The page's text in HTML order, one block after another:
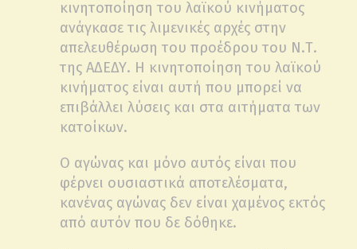
κινητοποίηση του λαϊκού κινήματος
ανάγκασε τις λιμενικές αρχές στην
απελευθέρωση του προέδρου του Ν.Τ.
της ΑΔΕΔΥ. Η κινητοποίηση του λαϊκού
κινήματος είναι αυτή που μπορεί να
επιβάλλει λύσεις και στα αιτήματα των
κατοίκων.
Ο αγώνας και μόνο αυτός είναι που
φέρνει ουσιαστικά αποτελέσματα,
κανένας αγώνας δεν είναι χαμένος εκτός
από αυτόν που δε δόθηκε.